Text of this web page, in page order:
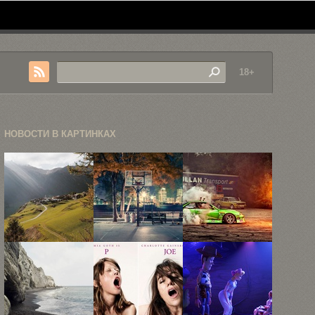
18+
НОВОСТИ В КАРТИНКАХ
Путешествия
через
красоты
Швейцарии в
...
Баскетбольные
обручи Нью-
Йорка
20 красивых
фотографий
автомобилей
в ...